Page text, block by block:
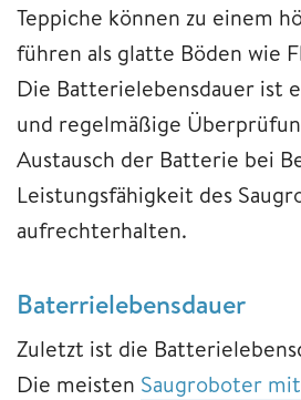
Teppiche können zu einem
führen als glatte Böden wie
Die Batterielebensdauer ist
und regelmäßige
Austausch der Batterie bei
Leistungsfähigkeit des
aufrechterhalten.
Baterrielebensdauer
Zuletzt ist die
Die meisten Saugroboter